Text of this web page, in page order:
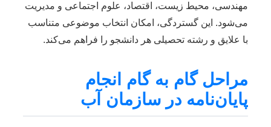
مهندسی، محیط زیست، اقتصاد، علوم اجتماعی و مدیریت
می‌شود. این گستردگی، امکان انتخاب موضوعی متناسب
با علایق و رشته تحصیلی هر دانشجو را فراهم می‌کند.
مراحل گام به گام انجام
پایان‌نامه در سازمان آب